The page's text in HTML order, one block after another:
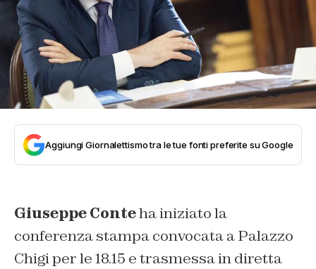
Aggiungi Giornalettismo tra le tue fonti preferite su Google
Giuseppe Conteha iniziato la
conferenza stampa convocata a Palazzo
Chigi per le 18.15 e trasmessa in diretta